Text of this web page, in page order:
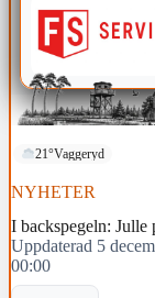
21°Vaggeryd
NYHETER
I backspegeln: Julle
Uppdaterad 5
00:00